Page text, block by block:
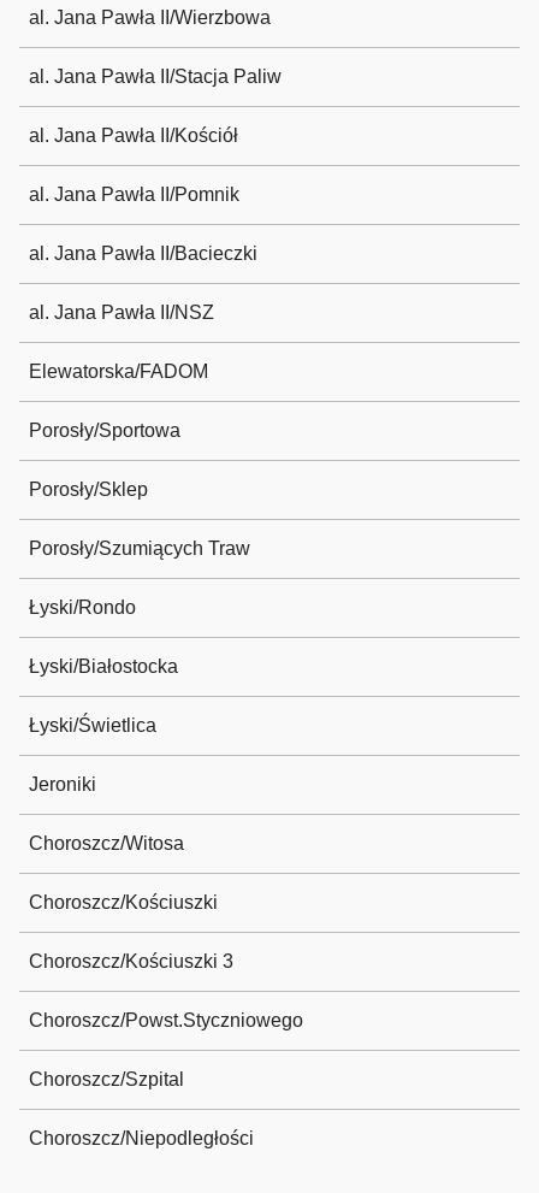
al. Jana Pawła II/Wierzbowa
al. Jana Pawła II/Stacja Paliw
al. Jana Pawła II/Kościół
al. Jana Pawła II/Pomnik
al. Jana Pawła II/Bacieczki
al. Jana Pawła II/NSZ
Elewatorska/FADOM
Porosły/Sportowa
Porosły/Sklep
Porosły/Szumiących Traw
Łyski/Rondo
Łyski/Białostocka
Łyski/Świetlica
Jeroniki
Choroszcz/Witosa
Choroszcz/Kościuszki
Choroszcz/Kościuszki 3
Choroszcz/Powst.Styczniowego
Choroszcz/Szpital
Choroszcz/Niepodległości